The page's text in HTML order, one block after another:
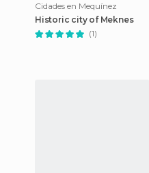
Cidades en Mequínez
Historic city of Meknes
(1)